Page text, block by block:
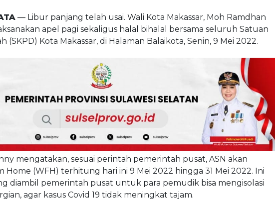
— Libur panjang telah usai. Wali Kota Makassar, Moh Ramdhan
apel pagi sekaligus halal bihalal bersama seluruh Satuan
(SKPD) Kota Makassar, di Halaman Balaikota, Senin, 9 Mei 2022.
mengatakan, sesuai perintah pemerintah pusat, ASN akan
Home (WFH) terhitung hari ini 9 Mei 2022 hingga 31 Mei 2022. Ini
diambil pemerintah pusat untuk para pemudik bisa mengisolasi
agar kasus Covid 19 tidak meningkat tajam.